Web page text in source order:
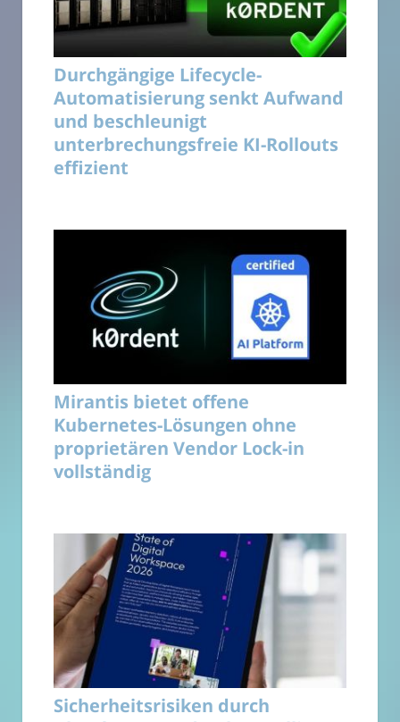
Durchgängige Lifecycle-
Automatisierung senkt Aufwand
und beschleunigt
unterbrechungsfreie KI-Rollouts
effizient
Mirantis bietet offene
Kubernetes-Lösungen ohne
proprietären Vendor Lock-in
vollständig
Sicherheitsrisiken durch